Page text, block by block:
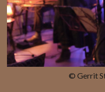
© Gerrit